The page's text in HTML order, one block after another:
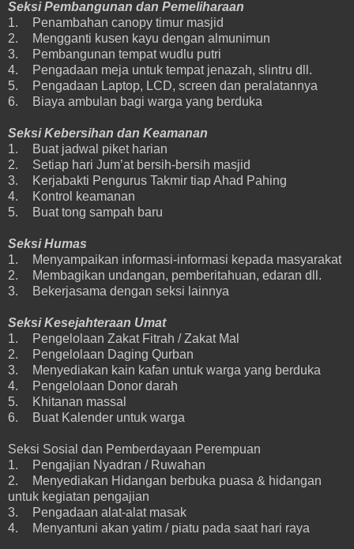
Seksi Pembangunan dan Pemeliharaan
1.
Penambahan canopy timur masjid
2.
Mengganti kusen kayu dengan almunimun
3.
Pembangunan tempat wudlu putri
4.
Pengadaan meja untuk tempat jenazah, slintru dll.
5.
Pengadaan Laptop, LCD, screen dan peralatannya
6. Biaya ambulan bagi warga yang berduka
Seksi Kebersihan dan Keamanan
1.
Buat jadwal piket harian
2.
Setiap hari Jum’at bersih-bersih masjid
3.
Kerjabakti Pengurus Takmir tiap Ahad Pahing
4.
Kontrol keamanan
5.
Buat tong sampah baru
Seksi Humas
1.
Menyampaikan informasi-informasi kepada masyarakat
2.
Membagikan undangan, pemberitahuan, edaran dll.
3.
Bekerjasama dengan seksi lainnya
Seksi Kesejahteraan Umat
1.
Pengelolaan Zakat Fitrah / Zakat Mal
2.
Pengelolaan Daging Qurban
3.
Menyediakan kain kafan untuk warga yang berduka
4.
Pengelolaan Donor darah
5.
Khitanan massal
6.
Buat Kalender untuk warga
Seksi Sosial dan Pemberdayaan Perempuan
1.
Pengajian Nyadran / Ruwahan
2.
Menyediakan Hidangan berbuka puasa & hidangan
untuk kegiatan pengajian
3.
Pengadaan alat-alat masak
4.
Menyantuni akan yatim / piatu pada saat hari raya